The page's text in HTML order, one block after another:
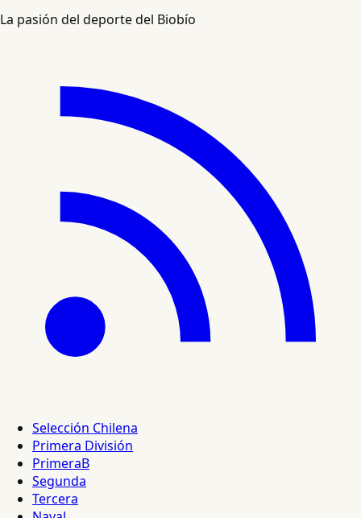
La pasión del deporte del Biobío
Selección Chilena
Primera División
PrimeraB
Segunda
Tercera